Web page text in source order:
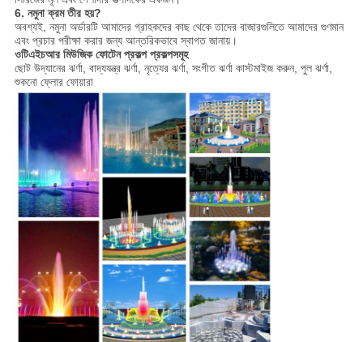
6. নমুনা ক্রম তীর হয়?
অবশ্যই, নমুনা অর্ডারটি আমাদের গ্রাহকদের কাছ থেকে তাদের বাজারগুলিতে আমাদের গুণমান
এবং প্রচার পরীক্ষা করার জন্য আন্তরিকভাবে স্বাগত জানায়।
ওটিএইচআর মিউজিক ফোটেন প্রকল্প প্রকল্পসমূহ
ছোট উদ্যানের ঝর্ণা, বাদ্যযন্ত্র ঝর্ণা, নৃত্যের ঝর্ণা, সংগীত ঝর্ণা কাস্টমাইজ করুন, পুল ঝর্ণা,
শুকনো ফ্লোর ফোয়ারা